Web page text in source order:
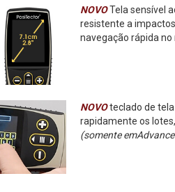
NOVOTela sensível
resistente a
navegação rápida no
NOVOteclado de
rapidamente os
(somente